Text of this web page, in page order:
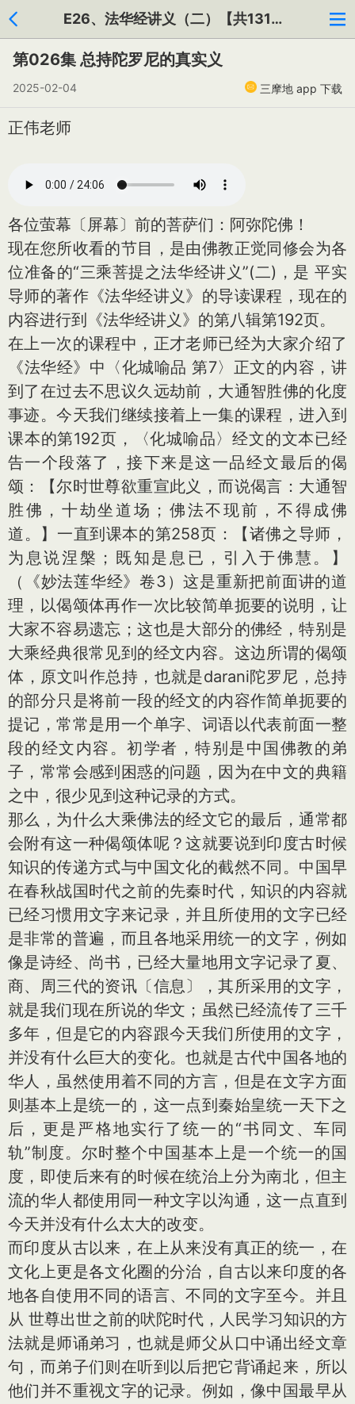
E26、法华经讲义（二）【共131集】
第026集 总持陀罗尼的真实义
2025-02-04 三摩地 app 下载
正伟老师
各位萤幕〔屏幕〕前的菩萨们：阿弥陀佛！
现在您所收看的节目，是由佛教正觉同修会为各
位准备的“三乘菩提之法华经讲义”(二)，是 平实
导师的著作《法华经讲义》的导读课程，现在的
内容进行到《法华经讲义》的第八辑第192页。
在上一次的课程中，正才老师已经为大家介绍了
《法华经》中〈化城喻品 第7〉正文的内容，讲
到了在过去不思议久远劫前，大通智胜佛的化度
事迹。今天我们继续接着上一集的课程，进入到
课本的第192页，〈化城喻品〉经文的文本已经
告一个段落了，接下来是这一品经文最后的偈
颂：【尔时世尊欲重宣此义，而说偈言：大通智
胜佛，十劫坐道场；佛法不现前，不得成佛
道。】一直到课本的第258页：【诸佛之导师，
为息说涅槃；既知是息已，引入于佛慧。】
（《妙法莲华经》卷3）这是重新把前面讲的道
理，以偈颂体再作一次比较简单扼要的说明，让
大家不容易遗忘；这也是大部分的佛经，特别是
大乘经典很常见到的经文内容。这边所谓的偈颂
体，原文叫作总持，也就是darani陀罗尼，总持
的部分只是将前一段的经文的内容作简单扼要的
提记，常常是用一个单字、词语以代表前面一整
段的经文内容。初学者，特别是中国佛教的弟
子，常常会感到困惑的问题，因为在中文的典籍
之中，很少见到这种记录的方式。
那么，为什么大乘佛法的经文它的最后，通常都
会附有这一种偈颂体呢？这就要说到印度古时候
知识的传递方式与中国文化的截然不同。中国早
在春秋战国时代之前的先秦时代，知识的内容就
已经习惯用文字来记录，并且所使用的文字已经
是非常的普遍，而且各地采用统一的文字，例如
像是诗经、尚书，已经大量地用文字记录了夏、
商、周三代的资讯〔信息〕，其所采用的文字，
就是我们现在所说的华文；虽然已经流传了三千
多年，但是它的内容跟今天我们所使用的文字，
并没有什么巨大的变化。也就是古代中国各地的
华人，虽然使用着不同的方言，但是在文字方面
则基本上是统一的，这一点到秦始皇统一天下之
后，更是严格地实行了统一的“书同文、车同
轨”制度。尔时整个中国基本上是一个统一的国
度，即使后来有的时候在统治上分为南北，但主
流的华人都使用同一种文字以沟通，这一点直到
今天并没有什么太大的改变。
而印度从古以来，在上从来没有真正的统一，在
文化上更是各文化圈的分治，自古以来印度的各
地各自使用不同的语言、不同的文字至今。并且
从 世尊出世之前的吠陀时代，人民学习知识的方
法就是师诵弟习，也就是师父从口中诵出经文章
句，而弟子们则在听到以后把它背诵起来，所以
他们并不重视文字的记录。例如，像中国最早从